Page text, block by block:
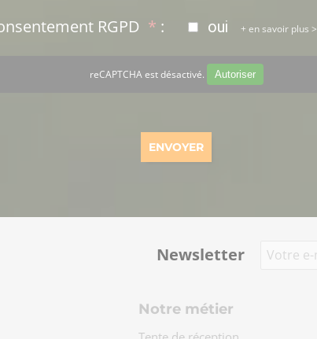
* : oui en savoir plus >
reCAPTCHA est désactivé. Autoriser
Newsletter
Notre métier